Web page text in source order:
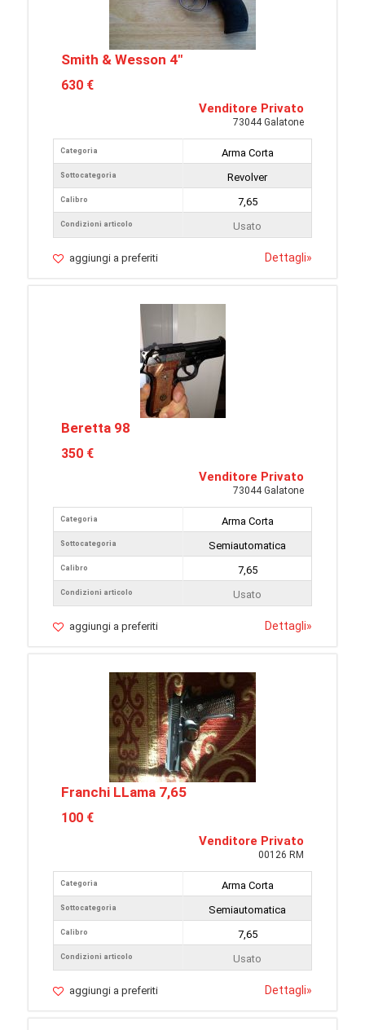
Smith & Wesson 4"
630 €
Venditore Privato
73044 Galatone
Categoria
Sottocategoria
Calibro
Condizioni articolo
Arma Corta
Revolver
7,65
Usato
aggiungi a preferiti Dettagli»
Beretta 98
350 €
Venditore Privato
73044 Galatone
Categoria
Sottocategoria
Calibro
Condizioni articolo
Arma Corta
Semiautomatica
7,65
Usato
aggiungi a preferiti Dettagli»
Franchi LLama 7,65
100 €
Venditore Privato
00126 RM
Categoria
Sottocategoria
Calibro
Condizioni articolo
Arma Corta
Semiautomatica
7,65
Usato
aggiungi a preferiti Dettagli»